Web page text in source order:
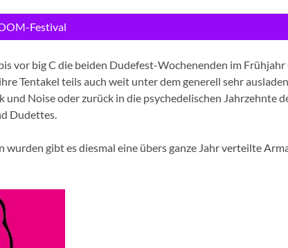
Festival
vor big C die beiden Dudefest-Wochenenden im
Tentakel teils auch weit unter dem generell sehr
Noise oder zurück in die psychedelischen Jahrzehnte
Dudettes.
gibt es diesmal eine übers ganze Jahr verteilte